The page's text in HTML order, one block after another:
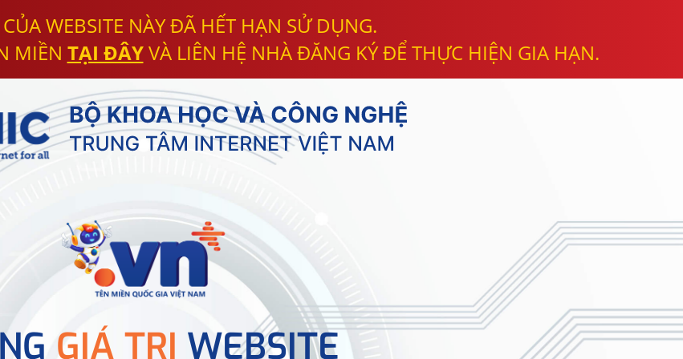
WEBSITE NÀY ĐÃ HẾT HẠN SỬ DỤNG.
MIỀN TẠI ĐÂYVÀ LIÊN HỆ NHÀ ĐĂNG KÝ ĐỂ THỰC HIỆN GIA HẠN.
GIÁ TRỊ WEBSITE